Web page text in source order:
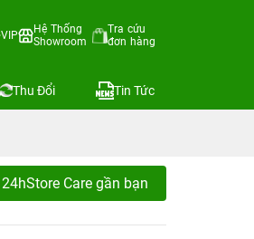
VIP
Hệ Thống
Showroom
Tra cứu
đơn hàng
Thu Đổi Tin Tức
24hStore Care gần bạn